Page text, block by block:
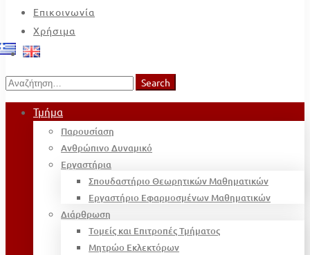
Επικοινωνία
Χρήσιμα
Search
for:
Search
Τμήμα
Παρουσίαση
Ανθρώπινο Δυναμικό
Εργαστήρια
Σπουδαστήριο Θεωρητικών Μαθηματικών
Εργαστήριο Εφαρμοσμένων Μαθηματικών
Διάρθρωση
Τομείς και Επιτροπές Τμήματος
Μητρώο Εκλεκτόρων